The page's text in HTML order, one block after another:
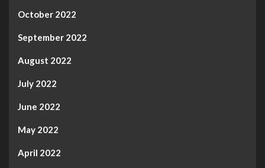
October 2022
September 2022
August 2022
July 2022
June 2022
May 2022
April 2022